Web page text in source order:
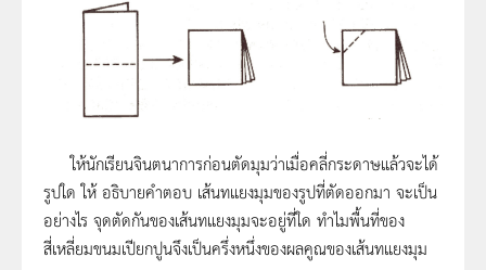
ให้นักเรียนจินตนาการก่อนตัดมุมว่าเมื่อคลี่กระดาษแล้วจะได้
รูปใด ให้ อธิบายคำตอบ เส้นทแยงมุมของรูปที่ตัดออกมา จะเป็น
อย่างไร จุดตัดกันของเส้นทแยงมุมจะอยู่ที่ใด ทำไมพื้นที่ของ
สี่เหลี่ยมขนมเปียกปูนจึงเป็นครึ่งหนึ่งของผลคูณของเส้นทแยงมุม